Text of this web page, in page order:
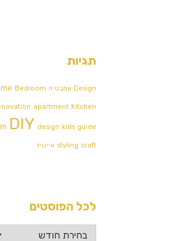
תגיות
Design אמבטיה Bedroom
apartment Kitchen
DIY design kids guide
styling craft אייטיז
לכל הפוסטים
לכל